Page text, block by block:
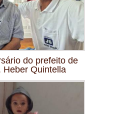
do prefeito de
Heber Quintella